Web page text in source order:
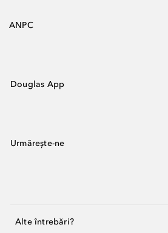
ANPC
Douglas App
Urmărește-ne
Alte întrebări?